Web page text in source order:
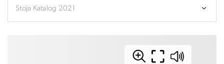
Stoja Katalog 2021